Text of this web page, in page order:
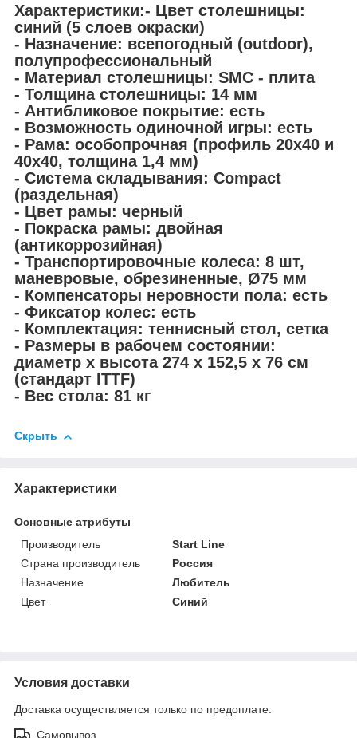
Характеристики:- Цвет столешницы:
синий (5 слоев окраски)
- Назначение: всепогодный (outdoor),
полупрофессиональный
- Материал столешницы: SMC - плита
- Толщина столешницы: 14 мм
- Антибликовое покрытие: есть
- Возможность одиночной игры: есть
- Рама: особопрочная (профиль 20x40 и
40х40, толщина 1,4 мм)
- Система складывания: Compact
(раздельная)
- Цвет рамы: черный
- Покраска рамы: двойная
(антикоррозийная)
- Транспортировочные колеса: 8 шт,
маневровые, обрезиненные, Ø75 мм
- Компенсаторы неровности пола: есть
- Фиксатор колес: есть
- Комплектация: теннисный стол, сетка
- Размеры в рабочем состоянии:
диаметр х высота 274 х 152,5 х 76 см
(стандарт ITTF)
- Вес стола: 81 кг
Скрыть
Характеристики
Основные атрибуты
Производитель
Start Line
Страна производитель
Россия
Назначение
Любитель
Цвет
Синий
Условия доставки
Доставка осуществляется только по предоплате.
Самовывоз